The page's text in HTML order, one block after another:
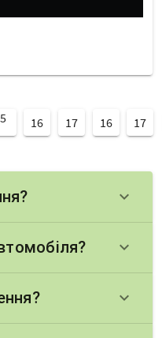
16 17 16 17
keyboard_arrow_down
keyboard_arrow_down
keyboard_arrow_down